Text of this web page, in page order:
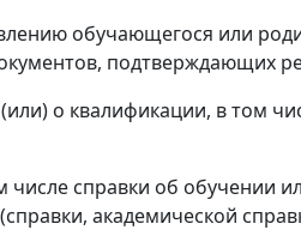
обучающегося или
подтверждающих
о квалификации, в том
числе справки об обучении
академической